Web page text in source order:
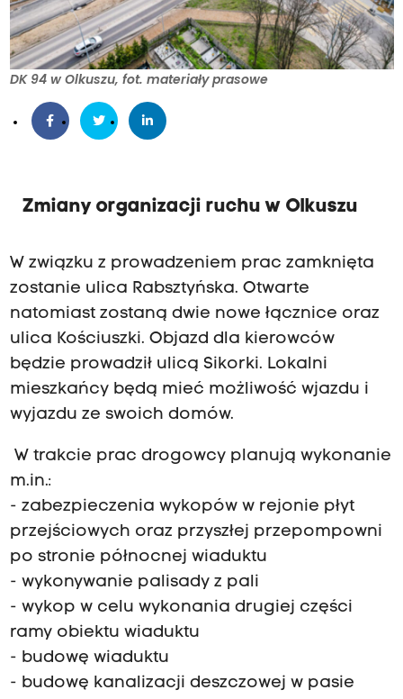
DK 94 w Olkuszu, fot. materiały prasowe
Zmiany organizacji ruchu w Olkuszu
W związku z prowadzeniem prac zamknięta
zostanie ulica Rabsztyńska. Otwarte
natomiast zostaną dwie nowe łącznice oraz
ulica Kościuszki. Objazd dla kierowców
będzie prowadził ulicą Sikorki. Lokalni
mieszkańcy będą mieć możliwość wjazdu i
wyjazdu ze swoich domów.
W trakcie prac drogowcy planują wykonanie
m.in.:
- zabezpieczenia wykopów w rejonie płyt
przejściowych oraz przyszłej przepompowni
po stronie północnej wiaduktu
- wykonywanie palisady z pali
- wykop w celu wykonania drugiej części
ramy obiektu wiaduktu
- budowę wiaduktu
- budowę kanalizacji deszczowej w pasie